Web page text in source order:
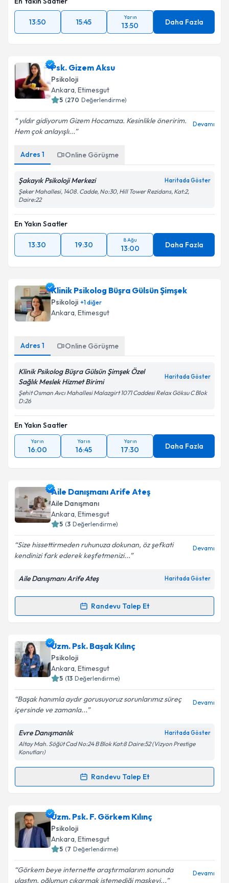
13:50 15:45
Yarın
13:50 Daha Fazla
Psk. Gizem Aksu
Psikoloji
Ankara, Etimesgut
5 (270 Değerlendirme)
yıldır gidiyorum Gizem Hocamıza. Kesinlikle öneririm.
Hem çok anlayışlı...
Devamı
Adres 1 Online Görüşme
Şakayık Psikoloji Merkezi Haritada Göster
Şeker Mahallesi, 1408. Cadde, No:30, Hill Tower Rezidans, Kat:2,
Daire:22
En Yakın Saatler
13:30 19:30
8 Ağu
13:00 Daha Fazla
Klinik Psikolog Büşra Gülsün Şimşek
Psikoloji +1diğer
Ankara, Etimesgut
Adres 1 Online Görüşme
Klinik Psikolog Büşra Gülsün Şimşek Özel
Sağlık Meslek Hizmet Birimi
Haritada Göster
Şehit Osman Avcı Mahallesi Malazgirt 1071 Caddesi Relax Göksu C Blok
D:26
En Yakın Saatler
Yarın
16:00
Yarın
16:45
Yarın
17:30 Daha Fazla
Aile Danışmanı Arife Ateş
Aile Danışmanı
Ankara, Etimesgut
5 (3 Değerlendirme)
Size hissettirmeden ruhunuza dokunan, öz şefkati
kendinizi fark ederek keşfetmenizi...
Devamı
Aile Danışmanı Arife Ateş Haritada Göster
Randevu Talep Et
Randevu Takvimi Talebi
Aile Danışmanı Arife Ateşiçin randevu takvimi talebi
oluşturun. Size bu uzmandan randevu almanız için bir
takvim hazırlandığında e-posta ile bilgilendireceğiz.
Kişisel verilerimin işlenmesine ilişkin
Aydınlatma
Metni'ni okudum ve kişisel verilerimin belirtilen
Takvim Talebini Gönder
Uzm. Psk. Başak Kılınç
Psikoloji
Ankara, Etimesgut
5 (13 Değerlendirme)
Başak hanımla aydır gorusuyoruz sorunlarımız süreç
içersinde ve zamanla...
Devamı
Evre Danışmanlık Haritada Göster
Altay Mah. Söğüt Cad No:24 B Blok Kat:8 Daire:52 (Vizyon Prestige
Konutları)
Randevu Talep Et
Randevu Takvimi Talebi
Uzm. Psk. Başak Kılınçiçin randevu takvimi talebi
oluşturun. Size bu uzmandan randevu almanız için bir
takvim hazırlandığında e-posta ile bilgilendireceğiz.
Uzm. Psk. F. Görkem Kılınç
Psikoloji
Ankara, Etimesgut
5 (7 Değerlendirme)
Görkem beye internette araştırmalarım sonunda
ulaştım. oğlumun çıkarmak istemediği maskeyi...
Devamı